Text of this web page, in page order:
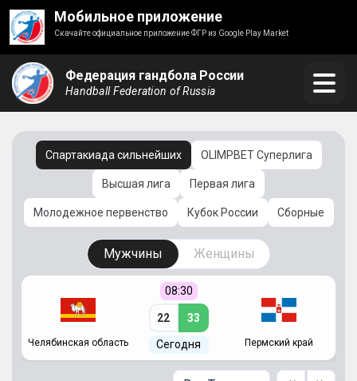
Мобильное приложение
Скачайте официальное приложение ФГР из Google Play Market
Федерация гандбола России
Handball Federation of Russia
Спартакиада сильнейших OLIMPBET Суперлига
Высшая лига Первая лига
Молодежное первенство Кубок России Сборные
Мужчины Женщины
Челябинская область
08:30
22 33
Сегодня Пермский край